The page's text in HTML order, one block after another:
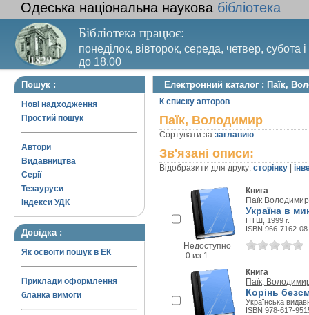
Одеська національна наукова бібліотека
Бібліотека працює:
понеділок, вівторок, середа, четвер, субота
до 18.00
Вихідний день – п’ятниця. Останній четвер
Пошук :
Нові надходження
Простий пошук
Автори
Видавництва
Серії
Тезауруси
Індекси УДК
Довідка :
Як освоїти пошук в ЕК
Приклади оформлення
бланка вимоги
Електронний каталог : Паїк,
К списку авторов
Паїк, Володимир
Сортувати за:заглавию
Зв'язані описи:
Відобразити для друку: сторінку
Недоступно
0 из 1
Книга
Паїк Володимир
Україна в
НТШ, 1999 г.
ISBN 966-7162-
Книга
Паїк,
Корінь
Українська
ISBN 978-617-